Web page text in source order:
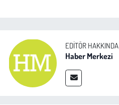
EDITÖR HAKKINDA
Haber Merkezi